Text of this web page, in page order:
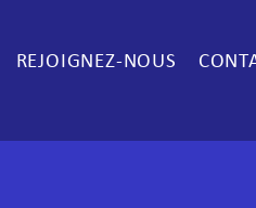
REJOIGNEZ-NOUS